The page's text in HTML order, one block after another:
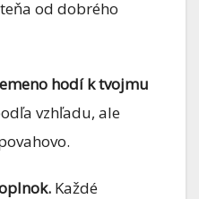
od dobrého
hodí k tvojmu
vzhľadu, ale
Každé